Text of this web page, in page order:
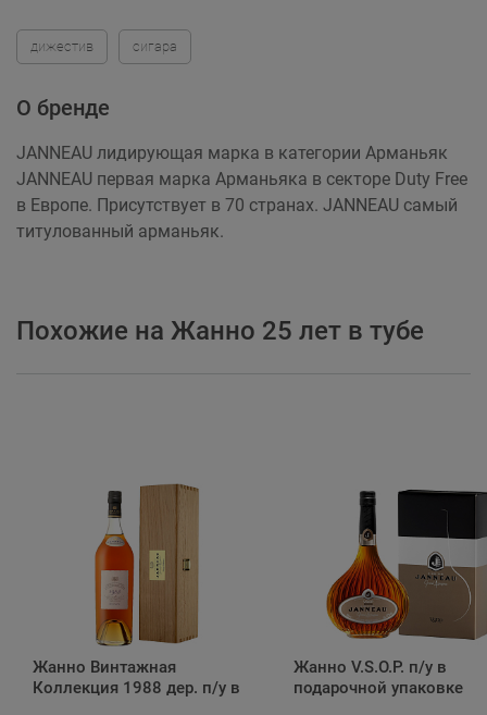
дижестив сигара
О бренде
JANNEAU лидирующая марка в категории Арманьяк
JANNEAU первая марка Арманьяка в секторе Duty Free
в Европе. Присутствует в 70 странах. JANNEAU самый
титулованный арманьяк.
Похожие на Жанно 25 лет в тубе
Жанно Винтажная
Коллекция 1988 дер. п/у в
Жанно V.S.O.P. п/у в
подарочной упаковке